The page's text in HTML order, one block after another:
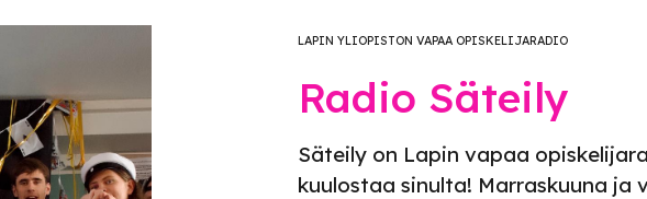
LAPIN YLIOPISTON VAPAA OPISKELIJARADIO
Radio Säteily
Säteily on Lapin vapaa
kuulostaa sinulta! Marraskuuna ja